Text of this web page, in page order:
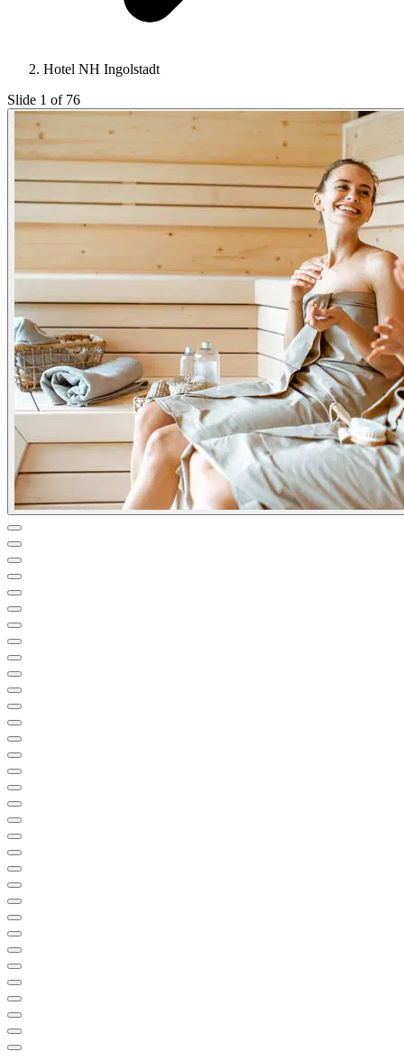
Hotel NH Ingolstadt
Slide 1 of 76